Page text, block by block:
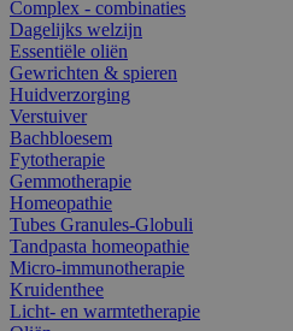
Complex - combinaties
Dagelijks welzijn
Essentiële oliën
Gewrichten & spieren
Huidverzorging
Verstuiver
Bachbloesem
Fytotherapie
Gemmotherapie
Homeopathie
Tubes Granules-Globuli
Tandpasta homeopathie
Micro-immunotherapie
Kruidenthee
Licht- en warmtetherapie